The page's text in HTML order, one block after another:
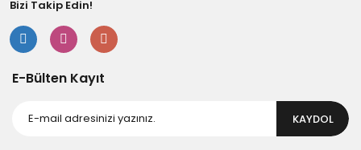
Bizi Takip Edin!
E-Bülten Kayıt
KAYDOL